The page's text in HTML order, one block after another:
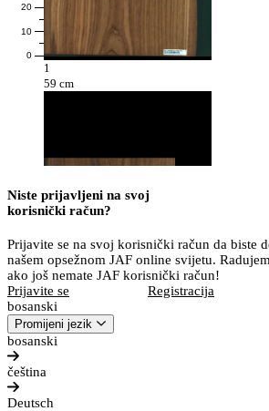
0
10
20
1
59 cm
Niste prijavljeni na svoj
korisnički račun?
Prijavite se na svoj korisnički račun da biste
našem opsežnom JAF online svijetu.
ako još nemate JAF korisnički račun!
Prijavite se
Registracija
bosanski
Promijeni jezik
bosanski
čeština
Deutsch